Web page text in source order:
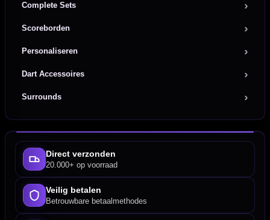
Complete Sets
Scoreborden
Personaliseren
Dart Accessoires
Surrounds
Direct verzonden
20.000+ op voorraad
Veilig betalen
Betrouwbare betaalmethodes